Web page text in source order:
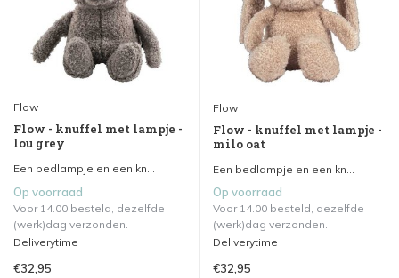
Flow
Flow - knuffel met lampje -
lou grey
Een bedlampje en een kn...
Op voorraad
Voor 14.00 besteld, dezelfde
(werk)dag verzonden.
Deliverytime
€32,95
Flow
Flow - knuffel met lampje -
milo oat
Een bedlampje en een kn...
Op voorraad
Voor 14.00 besteld, dezelfde
(werk)dag verzonden.
Deliverytime
€32,95